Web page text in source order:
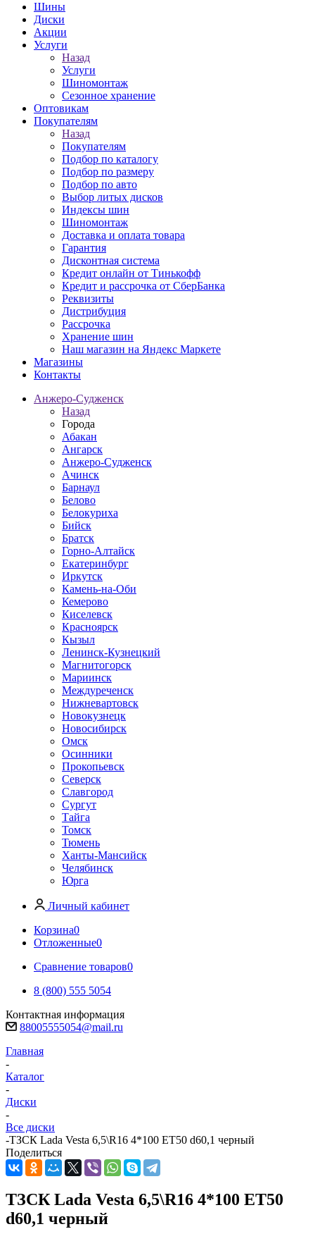
Шины
Диски
Акции
Услуги
Назад
Услуги
Шиномонтаж
Сезонное хранение
Оптовикам
Покупателям
Назад
Покупателям
Подбор по каталогу
Подбор по размеру
Подбор по авто
Выбор литых дисков
Индексы шин
Шиномонтаж
Доставка и оплата товара
Гарантия
Дисконтная система
Кредит онлайн от Тинькофф
Кредит и рассрочка от СберБанка
Реквизиты
Дистрибуция
Рассрочка
Хранение шин
Наш магазин на Яндекс Маркете
Магазины
Контакты
Анжеро-Судженск
Назад
Города
Абакан
Ангарск
Анжеро-Судженск
Ачинск
Барнаул
Белово
Белокуриха
Бийск
Братск
Горно-Алтайск
Екатеринбург
Иркутск
Камень-на-Оби
Кемерово
Киселевск
Красноярск
Кызыл
Ленинск-Кузнецкий
Магнитогорск
Мариинск
Междуреченск
Нижневартовск
Новокузнецк
Новосибирск
Омск
Осинники
Прокопьевск
Северск
Славгород
Сургут
Тайга
Томск
Тюмень
Ханты-Мансийск
Челябинск
Юрга
Личный кабинет
Корзина0
Отложенные0
Сравнение товаров0
8 (800) 555 5054
Контактная информация
88005555054@mail.ru
Главная
-
Каталог
-
Диски
-
Все диски
-ТЗСК Lada Vesta 6,5\R16 4*100 ET50 d60,1 черный
Поделиться
ТЗСК Lada Vesta 6,5\R16 4*100 ET50
d60,1 черный